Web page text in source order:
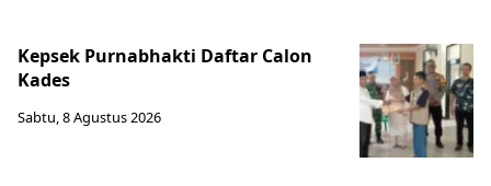
Kepsek Purnabhakti Daftar Calon
Kades
Sabtu, 8 Agustus 2026